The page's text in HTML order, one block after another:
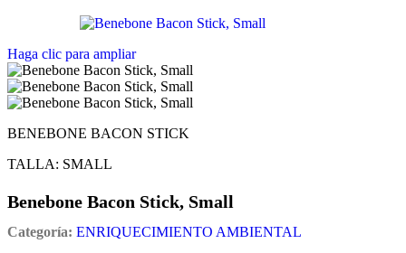
Haga clic para ampliar
BENEBONE BACON STICK
TALLA: SMALL
Benebone Bacon Stick, Small
Categoría: ENRIQUECIMIENTO AMBIENTAL